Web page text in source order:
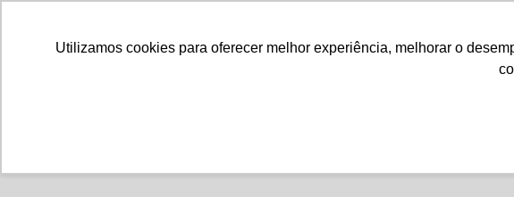
Utilizamos cookies para oferecer melhor experiência, melhorar o
Serviços